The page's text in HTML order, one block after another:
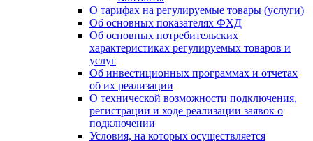
О тарифах на регулируемые товары (услуги)
Об основных показателях ФХД
Об основных потребительских
характеристиках регулируемых товаров и
услуг
Об инвестиционных программах и отчетах
об их реализации
О технической возможности подключения,
регистрации и ходе реализации заявок о
подключении
Условия, на которых осуществляется